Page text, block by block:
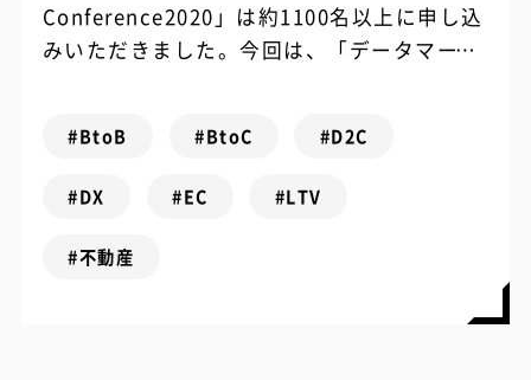
Conference2020」は約1100名以上に申し込
みいただきました。今回は、「データマーケ
#BtoB #BtoC #D2C
#DX #EC #LTV
#不動産